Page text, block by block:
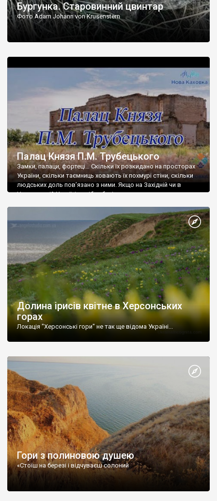
Бургунка. Старовинний цвинтар
Фото Adam Johann von Krusenstern
Палац Князя П.М. Трубецького
Замки, палаци, фортеці… Скільки їх розкидано на просторах
України, скільки таємниць ховають їх похмурі стіни, скільки
людських доль пов’язано з ними. Якщо на Західній чи в
Центральній Україні подібна будівля не в диковинку, то на
від своїх колег по архітектурі на Заході, окрім того, що […]
Долина ірисів квітне в Херсонських
горах
Локація "Херсонські гори" не так ще відома Україні...
Гори з полиновою душею
«Стоїш на березі і відчуваєш солоний